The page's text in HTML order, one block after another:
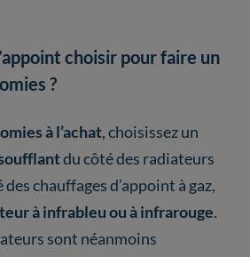
choisir pour faire un
?
à l’achat, choisissez un
du côté des radiateurs
chauffages d’appoint à gaz,
à infrableu ou à infrarouge.
sont néanmoins